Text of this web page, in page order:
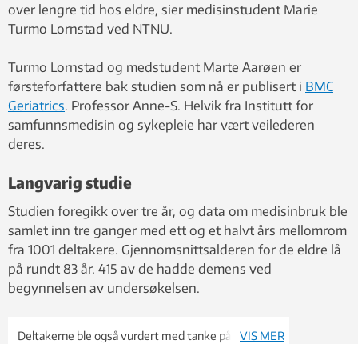
over lengre tid hos eldre, sier medisinstudent Marie
Turmo Lornstad ved NTNU.
Turmo Lornstad og medstudent Marte Aarøen er
førsteforfattere bak studien som nå er publisert i BMC
Geriatrics. Professor Anne-S. Helvik fra Institutt for
samfunnsmedisin og sykepleie har vært veilederen
deres.
Langvarig studie
Studien foregikk over tre år, og data om medisinbruk ble
samlet inn tre ganger med ett og et halvt års mellomrom
fra 1001 deltakere. Gjennomsnittsalderen for de eldre lå
på rundt 83 år. 415 av de hadde demens ved
begynnelsen av undersøkelsen.
Deltakerne ble også vurdert med tanke på
VIS MER